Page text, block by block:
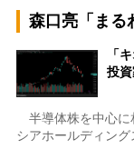
森口亮「まる
「
投
半導体株を中心に
シアホールディン